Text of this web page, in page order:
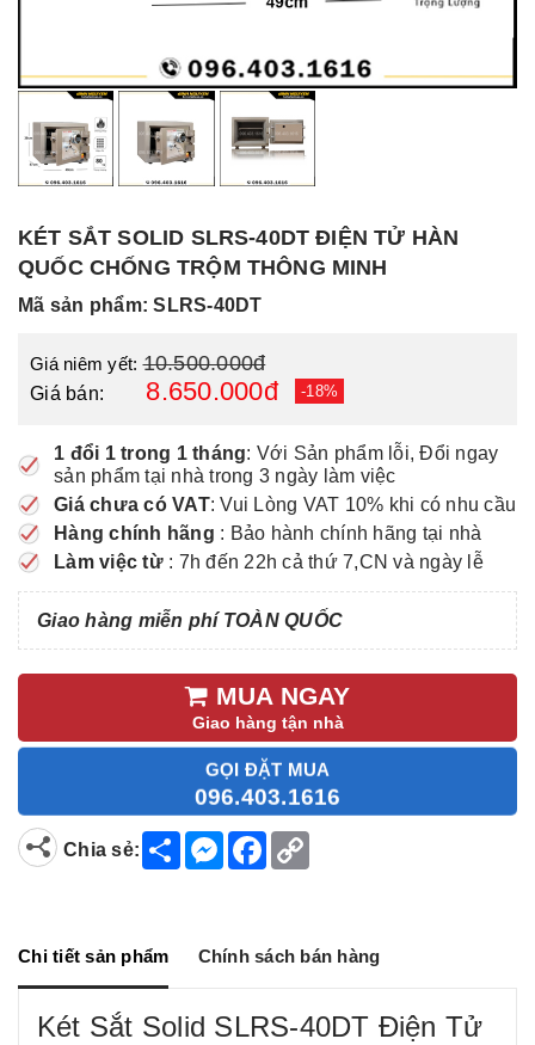
KÉT SẮT SOLID SLRS-40DT ĐIỆN TỬ HÀN
QUỐC CHỐNG TRỘM THÔNG MINH
Mã sản phẩm: SLRS-40DT
Giá niêm yết:10.500.000đ
Giá bán: 8.650.000đ -18%
1 đổi 1 trong 1 tháng: Với Sản phẩm lỗi, Đổi ngay
sản phẩm tại nhà trong 3 ngày làm việc
Giá chưa có VAT: Vui Lòng VAT 10% khi có nhu cầu
Hàng chính hãng : Bảo hành chính hãng tại nhà
Làm việc từ : 7h đến 22h cả thứ 7,CN và ngày lễ
Giao hàng miễn phí TOÀN QUỐC
MUA NGAY
Giao hàng tận nhà
GỌI ĐẶT MUA
096.403.1616
Chia sẻ:
S
h
M
e
g
F
a
o
n
Chi tiết sản phẩm Chính sách bán hàng
Két Sắt Solid SLRS-40DT Điện Tử